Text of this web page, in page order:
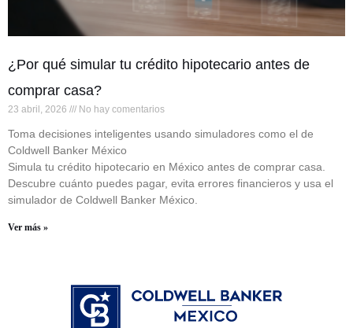
¿Por qué simular tu crédito hipotecario antes de
comprar casa?
23 abril, 2026 No hay comentarios
Toma decisiones inteligentes usando simuladores como el de
Coldwell Banker México
Simula tu crédito hipotecario en México antes de comprar casa.
Descubre cuánto puedes pagar, evita errores financieros y usa el
simulador de Coldwell Banker México.
Ver más »